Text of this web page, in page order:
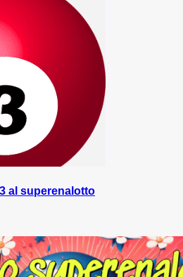
al superenalotto